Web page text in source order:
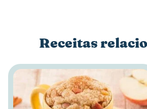
Receitas